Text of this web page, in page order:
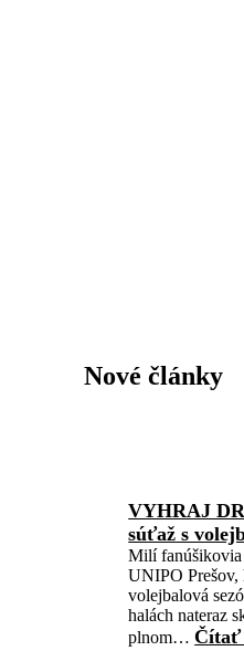
Nové články
VYHRAJ
súťaž s
Milí
UNIPO Prešov,
volejbalová
halách nateraz
plnom…Čítať